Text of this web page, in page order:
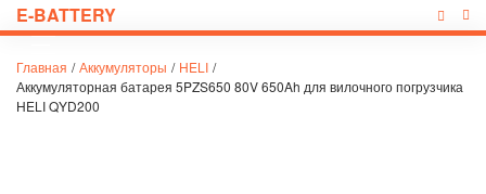
E-BATTERY
Главная / Аккумуляторы / HELI /
Аккумуляторная батарея 5PZS650 80V 650Ah для вилочного погрузчика
HELI QYD200